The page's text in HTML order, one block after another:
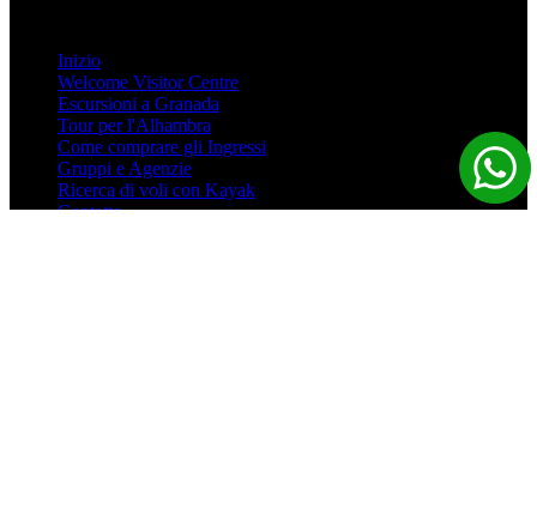
Inizio
Welcome Visitor Centre
Escursioni a Granada
Tour per l'Alhambra
Come comprare gli Ingressi
Gruppi e Agenzie
Ricerca di voli con Kayak
Contatto